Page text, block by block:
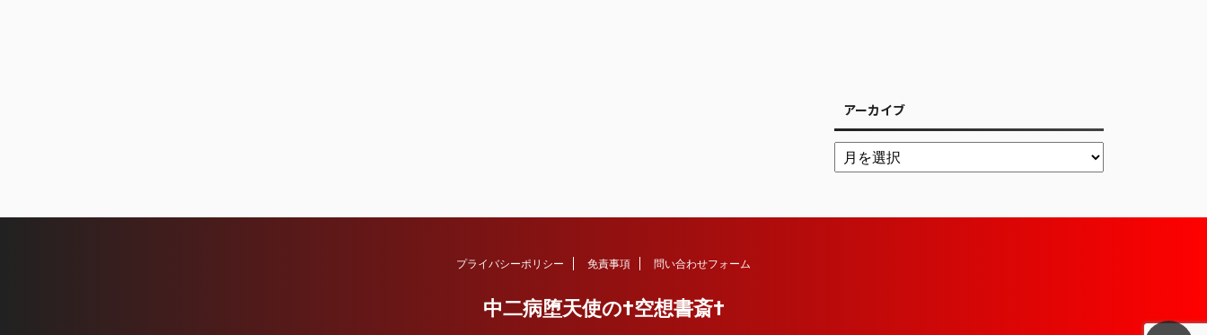
アーカイブ
プライバシーポリシー 免責事項 問い合わせフォーム
中二病堕天使の†空想書斎†